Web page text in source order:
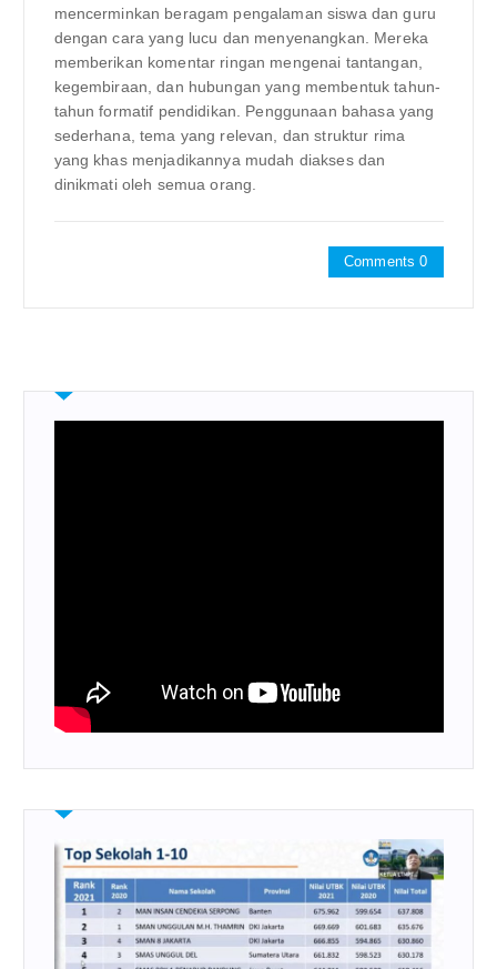
mencerminkan beragam pengalaman siswa dan guru
dengan cara yang lucu dan menyenangkan. Mereka
memberikan komentar ringan mengenai tantangan,
kegembiraan, dan hubungan yang membentuk tahun-
tahun formatif pendidikan. Penggunaan bahasa yang
sederhana, tema yang relevan, dan struktur rima
yang khas menjadikannya mudah diakses dan
dinikmati oleh semua orang.
Comments 0